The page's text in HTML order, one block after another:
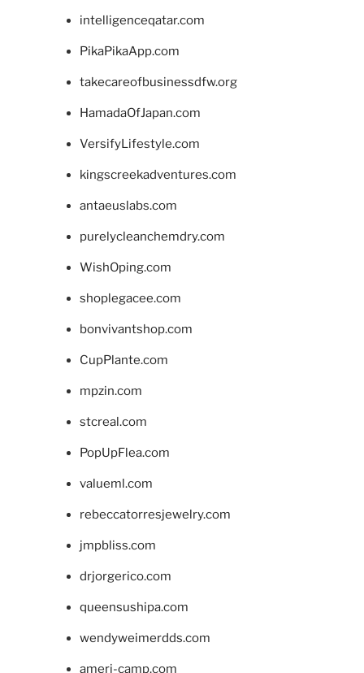
intelligenceqatar.com
PikaPikaApp.com
takecareofbusinessdfw.org
HamadaOfJapan.com
VersifyLifestyle.com
kingscreekadventures.com
antaeuslabs.com
purelycleanchemdry.com
WishOping.com
shoplegacee.com
bonvivantshop.com
CupPlante.com
mpzin.com
stcreal.com
PopUpFlea.com
valueml.com
rebeccatorresjewelry.com
jmpbliss.com
drjorgerico.com
queensushipa.com
wendyweimerdds.com
ameri-camp.com